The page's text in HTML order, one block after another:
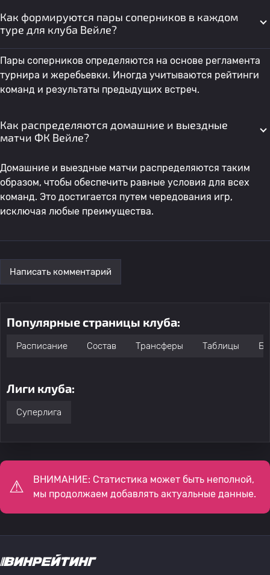
Как формируются пары соперников в каждом
туре для клуба Вейле?
Пары соперников определяются на основе регламента
турнира и жеребьевки. Иногда учитываются рейтинги
команд и результаты предыдущих встреч.
Как распределяются домашние и выездные
матчи ФК Вейле?
Домашние и выездные матчи распределяются таким
образом, чтобы обеспечить равные условия для всех
команд. Это достигается путем чередования игр,
исключая любые преимущества.
Написать комментарий
Популярные страницы клуба:
Расписание Состав Трансферы Таблицы
Лиги клуба:
Суперлига
ВНИМАНИЕ: Статистика может быть неполной,
мы продолжаем добавлять актуальные данные.